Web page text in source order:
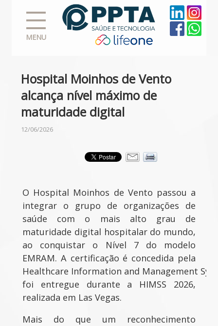
MENU
Hospital Moinhos de Vento
alcança nível máximo de
maturidade digital
12/06/2026
O Hospital Moinhos de Vento passou a
integrar o grupo de organizações de
saúde com o mais alto grau de
maturidade digital hospitalar do mundo,
ao conquistar o Nível 7 do modelo
EMRAM. A certificação é concedida pela
Healthcare Information and Management
foi entregue durante a HIMSS 2026,
realizada em Las Vegas.
Mais do que um reconhecimento